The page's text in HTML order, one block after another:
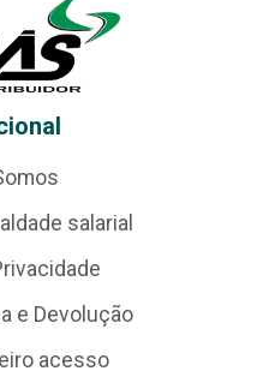
salarial
e Devolução
acesso